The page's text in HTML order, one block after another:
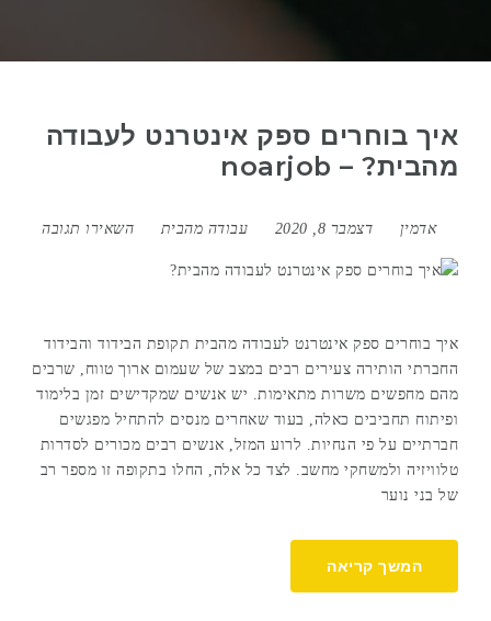
איך בוחרים ספק אינטרנט לעבודה
מהבית? – noarjob
אדמין דצמבר 8, 2020 עבודה מהבית השאירו תגובה
איך בוחרים ספק אינטרנט לעבודה מהבית תקופת הבידוד והבידוד
החברתי הותירה צעירים רבים במצב של שעמום ארוך טווח, שרבים
מהם מחפשים משרות מתאימות. יש אנשים שמקדישים זמן בלימוד
ופיתוח תחביבים כאלה, בעוד שאחרים מנסים להתחיל מפגשים
חברתיים על פי הנחיות. לרוע המזל, אנשים רבים מכורים לסדרות
טלוויזיה ולמשחקי מחשב. לצד כל אלה, החלו בתקופה זו מספר רב
של בני נוער
המשך קריאה